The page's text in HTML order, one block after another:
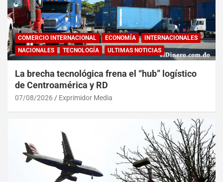
COMERCIO INTERNACIONAL ECONOMÍA
INTERNACIONALES
NACIONALES
TECNOLOGÍA ULTIMAS NOTICIAS
La brecha tecnológica frena el “hub” logístico
de Centroamérica y RD
07/08/2026 Exprimidor Media